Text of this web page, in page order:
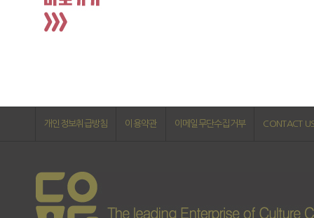
개인정보취급방침 이용약관 이메일무단수집거부 CONTACT